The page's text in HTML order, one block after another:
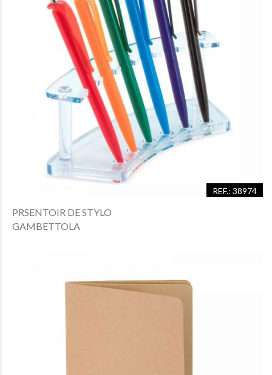
REF.: 38974
PRSENTOIR DE STYLO
GAMBETTOLA